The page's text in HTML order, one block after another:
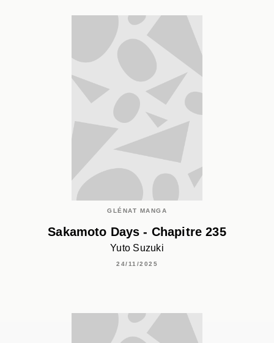
GLÉNAT MANGA
Sakamoto Days - Chapitre 235
Yuto Suzuki
24/11/2025